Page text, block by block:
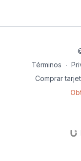
Términos ∙
Comprar